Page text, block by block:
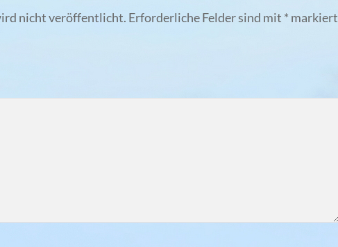
nicht veröffentlicht. Erforderliche Felder sind mit * markiert